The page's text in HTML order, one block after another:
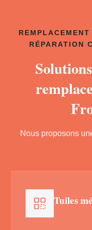
RÉPARATION
Nous proposons
Tuiles